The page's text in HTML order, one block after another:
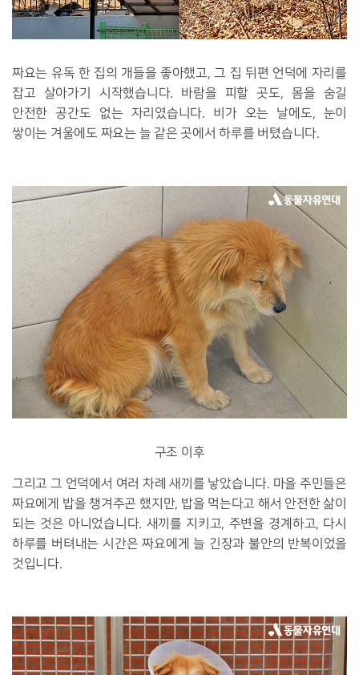
짜요는 유독 한 집의 개들을 좋아했고, 그 집 뒤편 언덕에 자리를
잡고 살아가기 시작했습니다. 바람을 피할 곳도, 몸을 숨길
안전한 공간도 없는 자리였습니다. 비가 오는 날에도, 눈이
쌓이는 겨울에도 짜요는 늘 같은 곳에서 하루를 버텼습니다.
구조 이후
그리고 그 언덕에서 여러 차례 새끼를 낳았습니다. 마을 주민들은
짜요에게 밥을 챙겨주곤 했지만, 밥을 먹는다고 해서 안전한 삶이
되는 것은 아니었습니다. 새끼를 지키고, 주변을 경계하고, 다시
하루를 버텨내는 시간은 짜요에게 늘 긴장과 불안의 반복이었을
것입니다.